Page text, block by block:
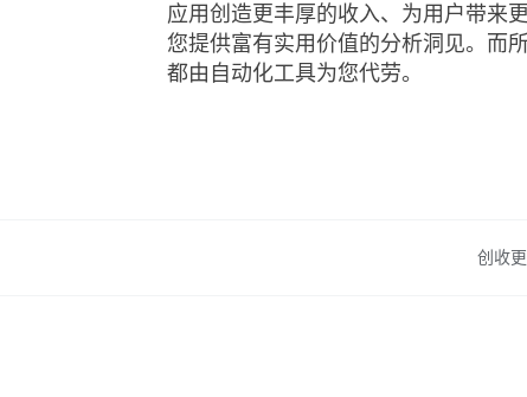
应用创造更丰厚的收入、为用户带来
您提供富有实用价值的分析洞见。而
都由自动化工具为您代劳。
创收